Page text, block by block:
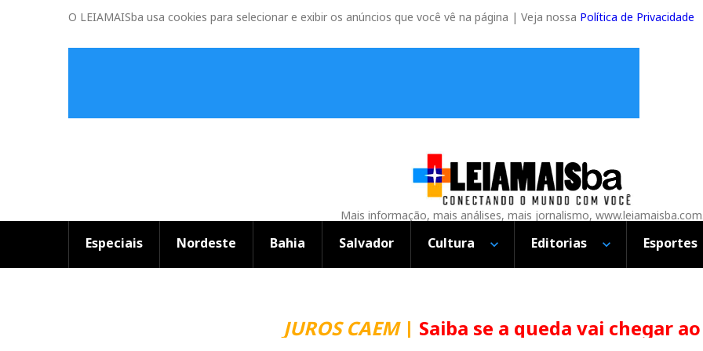
O LEIAMAISba usa cookies para selecionar e exibir os anúncios que você vê na página | Veja nossa Política de Privacidade
Mais informação, mais análises, mais jornalismo,
Especiais Nordeste Bahia Salvador Cultura Editorias Esportes
JUROS CAEM| Saiba se a queda vai chegar ao